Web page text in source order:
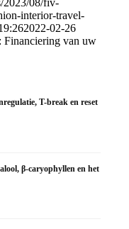
2023/08/fiv-
interior-travel-
2022-02-26
Financiering van uw
T-break en reset
β-caryophyllen en het